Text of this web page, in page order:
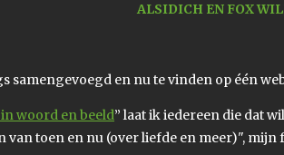
ALSIDICH EN FOX
samengevoegd en nu te vinden op één
woord en beeld” laat ik iedereen die dat
toen en nu (over liefde en meer)", mijn